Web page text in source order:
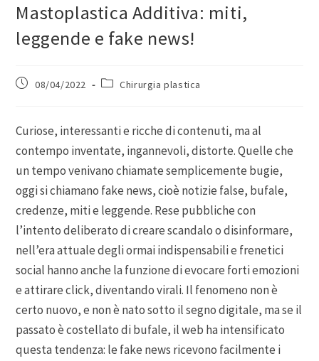
Mastoplastica Additiva: miti,
leggende e fake news!
08/04/2022 Chirurgia plastica
Curiose, interessanti e ricche di contenuti, ma al
contempo inventate, ingannevoli, distorte. Quelle che
un tempo venivano chiamate semplicemente bugie,
oggi si chiamano fake news, cioè notizie false, bufale,
credenze, miti e leggende. Rese pubbliche con
l’intento deliberato di creare scandalo o disinformare,
nell’era attuale degli ormai indispensabili e frenetici
social hanno anche la funzione di evocare forti emozioni
e attirare click, diventando virali. Il fenomeno non è
certo nuovo, e non è nato sotto il segno digitale, ma se il
passato è costellato di bufale, il web ha intensificato
questa tendenza: le fake news ricevono facilmente i